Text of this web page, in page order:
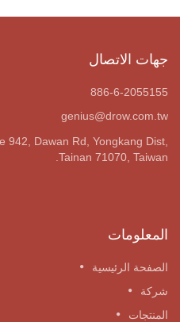
جهات الاتصال
886-6-2055155
genius@drow.com.tw
942, Dawan Rd, Yongkang Dist,
Tainan 71070, Taiwan.
المعلومات
الصفحة الرئيسية
شركة
المنتجات